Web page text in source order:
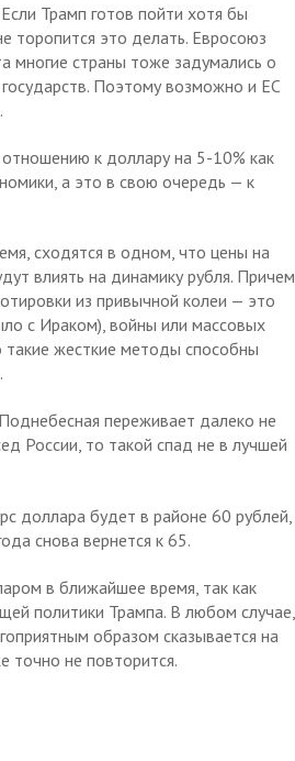
Трамп готов пойти хотя бы
торопится это делать. Евросоюз
многие страны тоже задумались о
Поэтому возможно и ЕС
к доллару на 5-10% как
а это в свою очередь — к
сходятся в одном, что цены на
влиять на динамику рубля. Причем
из привычной колеи — это
с Ираком), войны или массовых
такие жесткие методы способны
переживает далеко не
России, то такой спад не в лучшей
доллара будет в районе 60 рублей,
снова вернется к 65.
в ближайшее время, так как
политики Трампа. В любом случае,
образом сказывается на
точно не повторится.